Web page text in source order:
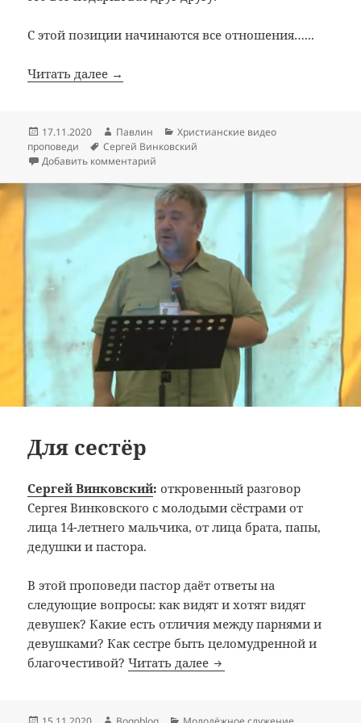
С этой позиции начинаются все отношения…...
Читать далее →
Опубликовано
17.11.2020 Автор
Павлин Рубрики
Христианские видео
проповеди
Метки
Сергей Винковский
Добавить комментарий
Для сестёр
Сергей Винковский: откровенный разговор
Сергея Винковского с молодыми сёстрами от
лица 14-летнего мальчика, от лица брата, папы,
дедушки и пастора.
В этой проповеди пастор даёт ответы на
следующие вопросы: как видят и хотят видят
девушек? Какие есть отличия между парнями и
девушками? Как сестре быть целомудренной и
благочестивой?Читать далее Для сестёр
Опубликовано Автор Рубрики